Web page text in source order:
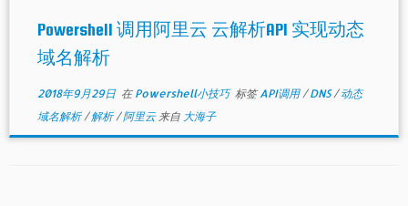
Powershell 调用阿里云 云解析API 实现动态
域名解析
2018年9月29日在 Powershell小技巧 标签API调用/DNS/动态
域名解析/解析/阿里云 来自 大海子